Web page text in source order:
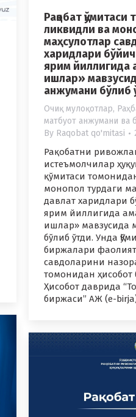
Рақобат
ликвидли ва
маҳсулотлар
харидлари
ярим йиллигида
ишлар»
анжумани бўлиб
Очиқ мулоқотлар,
матбуот анжумани ва
By Raqobat qo'mitasi
Рақобатни
истеъмолчилар
қўмитаси
монопол турдаги
давлат харидлари
ярим йиллигида
ишлар» мавзусида
бўлиб ўтди. Унда
биржалари
савдоларини
томонидан
Ҳисобот даврида
биржаси” АЖ (e-